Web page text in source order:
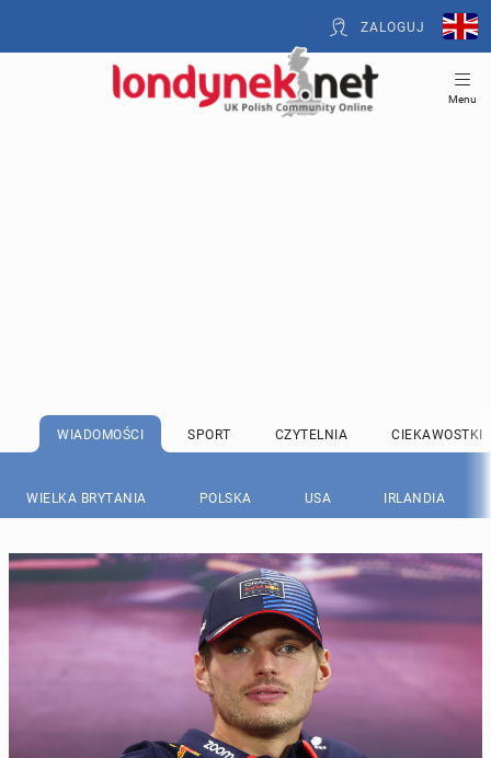
ZALOGUJ
Menu
WIADOMOŚCI SPORT CZYTELNIA CIEKAWOSTKI
WIELKA BRYTANIA POLSKA USA IRLANDIA